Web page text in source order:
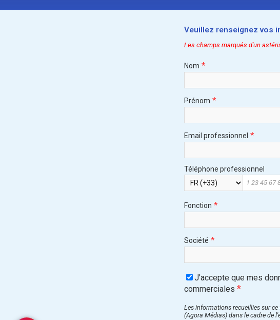
Veuillez renseignez vos
Les champs marqués d'un
Nom *
Prénom *
Email professionnel *
Téléphone professionnel
Fonction *
Société *
J'accepte que mes
commerciales *
Les informations recueillies sur
(Agora Médias) dans le cadre de